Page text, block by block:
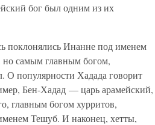
бог был одним из их
поклонялись Инанне под именем
но самым главным богом,
О популярности Хадада говорит
Бен-Хадад — царь арамейский,
главным богом хурритов,
Тешуб. И наконец, хетты,